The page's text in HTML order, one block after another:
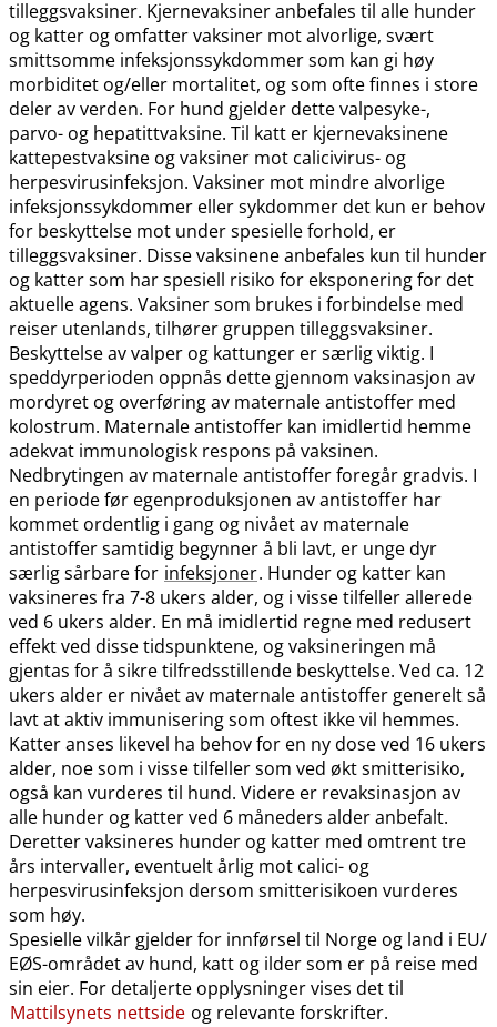
tilleggsvaksiner. Kjernevaksiner anbefales til alle hunder
og katter og omfatter vaksiner mot alvorlige, svært
smittsomme infeksjonssykdommer som kan gi høy
morbiditet og​/​eller mortalitet, og som ofte finnes i store
deler av verden. For hund gjelder dette valpesyke-,
parvo- og hepatittvaksine. Til katt er kjernevaksinene
kattepestvaksine og vaksiner mot calicivirus- og
herpesvirusinfeksjon. Vaksiner mot mindre alvorlige
infeksjonssykdommer eller sykdommer det kun er behov
for beskyttelse mot under spesielle forhold, er
tilleggsvaksiner. Disse vaksinene anbefales kun til hunder
og katter som har spesiell risiko for eksponering for det
aktuelle agens. Vaksiner som brukes i forbindelse med
reiser utenlands, tilhører gruppen tilleggsvaksiner.
Beskyttelse av valper og kattunger er særlig viktig. I
speddyrperioden oppnås dette gjennom vaksinasjon av
mordyret og overføring av maternale antistoffer med
kolostrum. Maternale antistoffer kan imidlertid hemme
adekvat immunologisk respons på vaksinen.
Nedbrytingen av maternale antistoffer foregår gradvis. I
en periode før egenproduksjonen av antistoffer har
kommet ordentlig i gang og nivået av maternale
antistoffer samtidig begynner å bli lavt, er unge dyr
særlig sårbare for infeksjoner. Hunder og katter kan
vaksineres fra 7-8 ukers alder, og i visse tilfeller allerede
ved 6 ukers alder. En må imidlertid regne med redusert
effekt ved disse tidspunktene, og vaksineringen må
gjentas for å sikre tilfredsstillende beskyttelse. Ved ca. 12
ukers alder er nivået av maternale antistoffer generelt så
lavt at aktiv immunisering som oftest ikke vil hemmes.
Katter anses likevel ha behov for en ny dose ved 16 ukers
alder, noe som i visse tilfeller som ved økt smitterisiko,
også kan vurderes til hund. Videre er revaksinasjon av
alle hunder og katter ved 6 måneders alder anbefalt.
Deretter vaksineres hunder og katter med omtrent tre
års intervaller, eventuelt årlig mot calici- og
herpesvirusinfeksjon dersom smitterisikoen vurderes
som høy.
Spesielle vilkår gjelder for innførsel til Norge og land i EU​/​
EØS-området av hund, katt og ilder som er på reise med
sin eier. For detaljerte opplysninger vises det til
Mattilsynets nettside og relevante forskrifter.